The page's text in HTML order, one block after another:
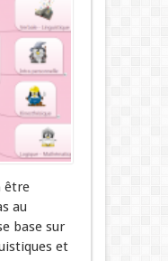
être
au
base sur
et